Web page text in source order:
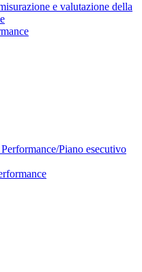
e valutazione della
Piano esecutivo